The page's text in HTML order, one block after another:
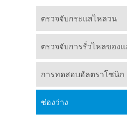
ตรวจจับกระแสไหลวน
ตรวจจับการรั่วไหลของ
การทดสอบอัลตราโซนิก
ช่องว่าง